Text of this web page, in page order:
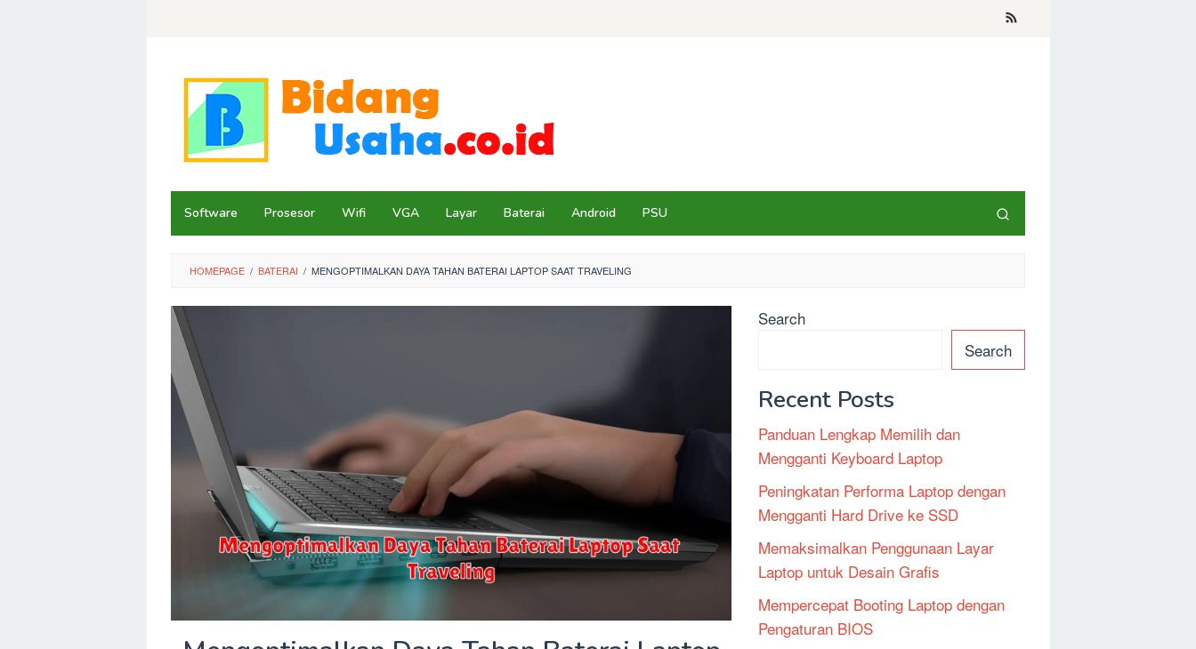
Software Prosesor Wifi VGA Layar Baterai Android PSU
HOMEPAGE / BATERAI / MENGOPTIMALKAN DAYA TAHAN BATERAI LAPTOP SAAT TRAVELING
Search
Search
Recent Posts
Panduan Lengkap Memilih dan
Mengganti Keyboard Laptop
Peningkatan Performa Laptop dengan
Mengganti Hard Drive ke SSD
Memaksimalkan Penggunaan Layar
Laptop untuk Desain Grafis
Mempercepat Booting Laptop dengan
Pengaturan BIOS